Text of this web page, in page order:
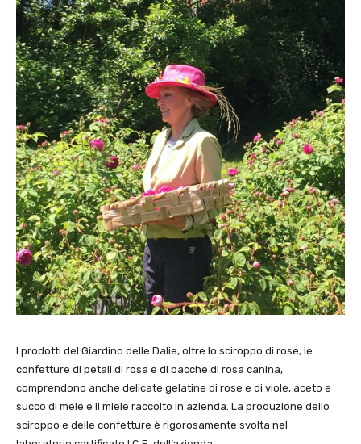
I prodotti del Giardino delle Dalie, oltre lo sciroppo di rose, le
confetture di petali di rosa e di bacche di rosa canina,
comprendono anche delicate gelatine di rose e di viole, aceto e
succo di mele e il miele raccolto in azienda. La produzione dello
sciroppo e delle confetture è rigorosamente svolta nel